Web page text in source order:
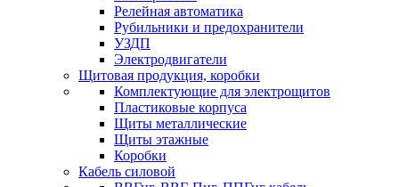
Релейная автоматика
Рубильники и предохранители
УЗДП
Электродвигатели
Щитовая продукция, коробки
Комплектующие для электрощитов
Пластиковые корпуса
Щиты металлические
Щиты этажные
Коробки
Кабель силовой